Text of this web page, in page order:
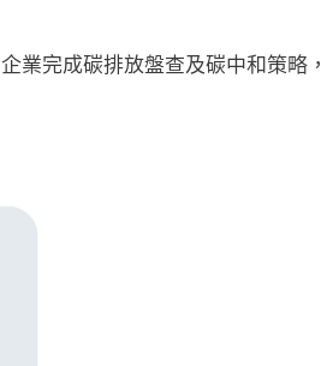
業完成碳排放盤查及碳中和策